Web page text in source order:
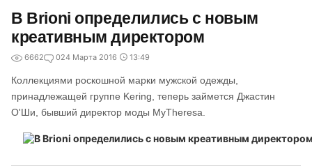
В Brioni определились с новым
креативным директором
6662 024 Марта 2016 13:49
Коллекциями роскошной марки мужской одежды,
принадлежащей группе Kering, теперь займется Джастин
О'Ши, бывший директор моды MyTheresa.